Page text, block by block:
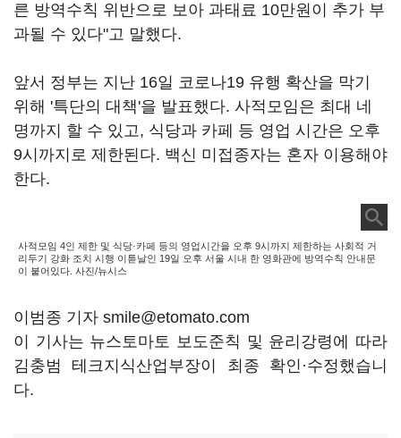
른 방역수칙 위반으로 보아 과태료 10만원이 추가 부
과될 수 있다"고 말했다.
앞서 정부는 지난 16일 코로나19 유행 확산을 막기
위해 '특단의 대책'을 발표했다. 사적모임은 최대 네
명까지 할 수 있고, 식당과 카페 등 영업 시간은 오후
9시까지로 제한된다. 백신 미접종자는 혼자 이용해야
한다.
사적모임 4인 제한 및 식당·카페 등의 영업시간을 오후 9시까지 제한하는 사회적 거
리두기 강화 조치 시행 이튿날인 19일 오후 서울 시내 한 영화관에 방역수칙 안내문
이 붙어있다. 사진/뉴시스
이범종 기자 smile@etomato.com
이 기사는 뉴스토마토 보도준칙 및 윤리강령에 따라
김충범 테크지식산업부장이 최종 확인·수정했습니
다.